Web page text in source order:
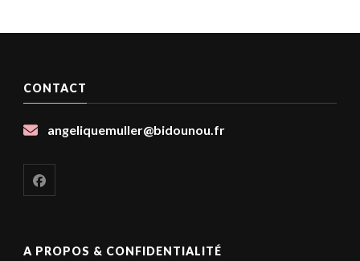
CONTACT
angeliquemuller@bidounou.fr
A PROPOS & CONFIDENTIALITÉ